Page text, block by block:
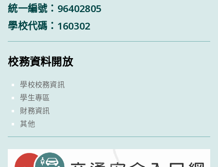
統一編號：96402805
學校代碼：160302
校務資料開放
學校校務資訊
學生專區
財務資訊
其他